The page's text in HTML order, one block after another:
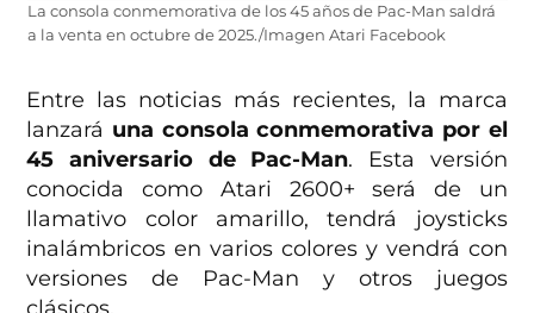
La consola conmemorativa de los 45 años de Pac-Man saldrá
a la venta en octubre de 2025./Imagen Atari Facebook
Entre las noticias más recientes, la marca
lanzará una consola conmemorativa por el
45 aniversario de Pac-Man. Esta versión
conocida como Atari 2600+ será de un
llamativo color amarillo, tendrá joysticks
inalámbricos en varios colores y vendrá con
versiones de Pac-Man y otros juegos